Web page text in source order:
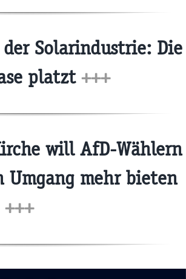
Solarindustrie: Die
platzt +++
will AfD-Wählern
Umgang mehr bieten
+++